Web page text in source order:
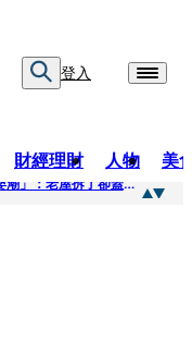
登入
財經理財 人物 美
都更停擺3／營造成本翻倍 都更爆「棄嬰潮」：老屋拆了卻蓋不下去